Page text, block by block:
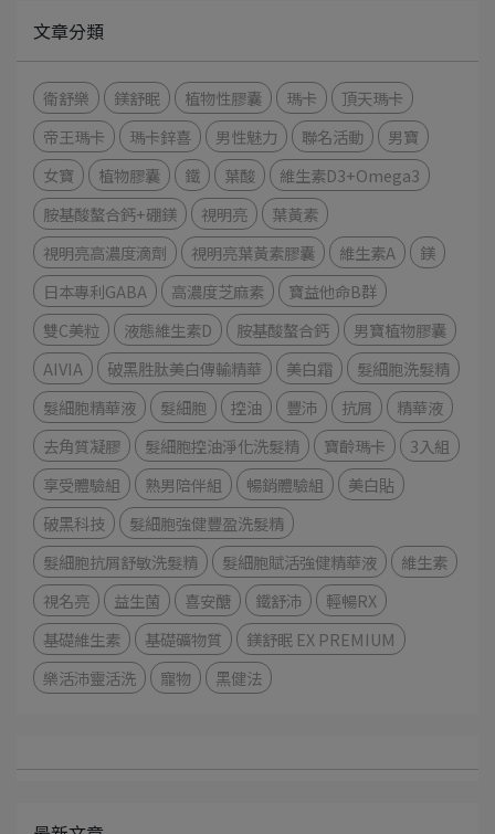
文章分類
衛舒樂 鎂舒眠 植物性膠囊 瑪卡
頂天瑪卡
帝王瑪卡
瑪卡鋅喜 男性魅力 聯名活動
男寶
女寶
植物膠囊 鐵 葉酸
維生素D3+Omega3
胺基酸螯合鈣+硼鎂
視明亮
葉黃素
視明亮高濃度滴劑
視明亮葉黃素膠囊 維生素A
鎂
日本專利GABA
高濃度芝麻素
寶益他命B群
雙C美粒
液態維生素D 胺基酸螯合鈣
男寶植物膠囊
AIVIA
破黑胜肽美白傳輸精華 美白霜
髮細胞洗髮精
髮細胞精華液
髮細胞 控油 豐沛 抗屑
精華液
去角質凝膠
髮細胞控油淨化洗髮精 寶齡瑪卡
3入組
享受體驗組
熟男陪伴組 暢銷體驗組
美白貼
破黑科技
髮細胞強健豐盈洗髮精
髮細胞抗屑舒敏洗髮精
髮細胞賦活強健精華液
維生素
視名亮
益生菌 喜安醣 鐵舒沛
輕暢RX
基礎維生素
基礎礦物質
鎂舒眠 EX PREMIUM
樂活沛靈活洗
寵物 黑健法